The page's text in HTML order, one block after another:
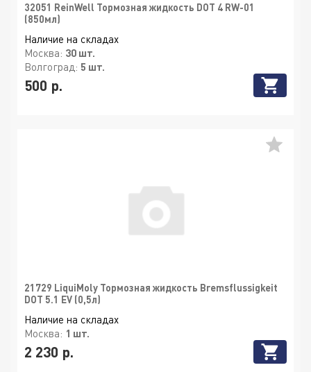
32051 ReinWell Тормозная жидкость DOT 4 RW-01
(850мл)
Наличие на складах
Москва: 30 шт.
Волгоград: 5 шт.
500 р.
21729 LiquiMoly Тормозная жидкость Bremsflussigkeit
DOT 5.1 EV (0,5л)
Наличие на складах
Москва: 1 шт.
2 230 р.